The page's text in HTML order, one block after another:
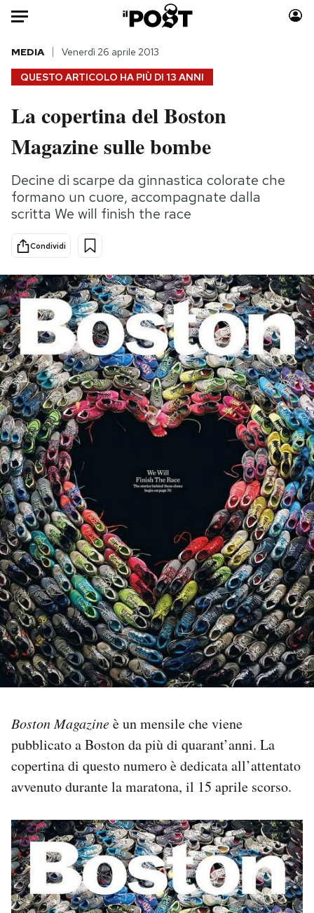
HOME
Italia
Politica
Tecnologia
Internet
Scienza
Cultura
Economia
Sport
Moda
Consumismi
Storie/Idee
Ok Boomer!
Media
Mondiali calcio 2026
PODCAST
NEWSLETTER
I MIEI PREFERITI
SHOP
CALENDARIO
AREA PERSONALE
Area Personale
Newsletter
Notifiche mobile
Regala il Post
Hai bisogno di aiuto?
QUESTO ARTICOLO HA PIÙ DI 13 ANNI
MEDIA Venerdì 26 aprile 2013
La copertina del Boston
Magazine sulle bombe
Decine di scarpe da ginnastica colorate che
formano un cuore, accompagnate dalla
scritta We will finish the race
Condividi
Boston Magazineè un mensile che viene
pubblicato a Boston da più di quarant’anni. La
copertina di questo numero è dedicata all’attentato
avvenuto durante la maratona, il 15 aprile scorso.